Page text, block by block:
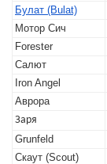
Булат (Bulat)
Мотор Сич
Forester
Салют
Iron Angel
Аврора
Заря
Grunfeld
Скаут (Scout)